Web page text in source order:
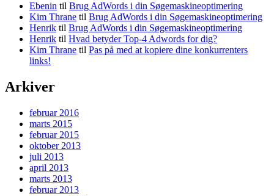
Ebenin til Brug AdWords i din Søgemaskineoptimering
Kim Thrane til Brug AdWords i din Søgemaskineoptimering
Henrik til Brug AdWords i din Søgemaskineoptimering
Henrik til Hvad betyder Top-4 Adwords for dig?
Kim Thrane til Pas på med at kopiere dine konkurrenters
links!
Arkiver
februar 2016
marts 2015
februar 2015
oktober 2013
juli 2013
april 2013
marts 2013
februar 2013